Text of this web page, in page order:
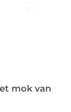
mok van